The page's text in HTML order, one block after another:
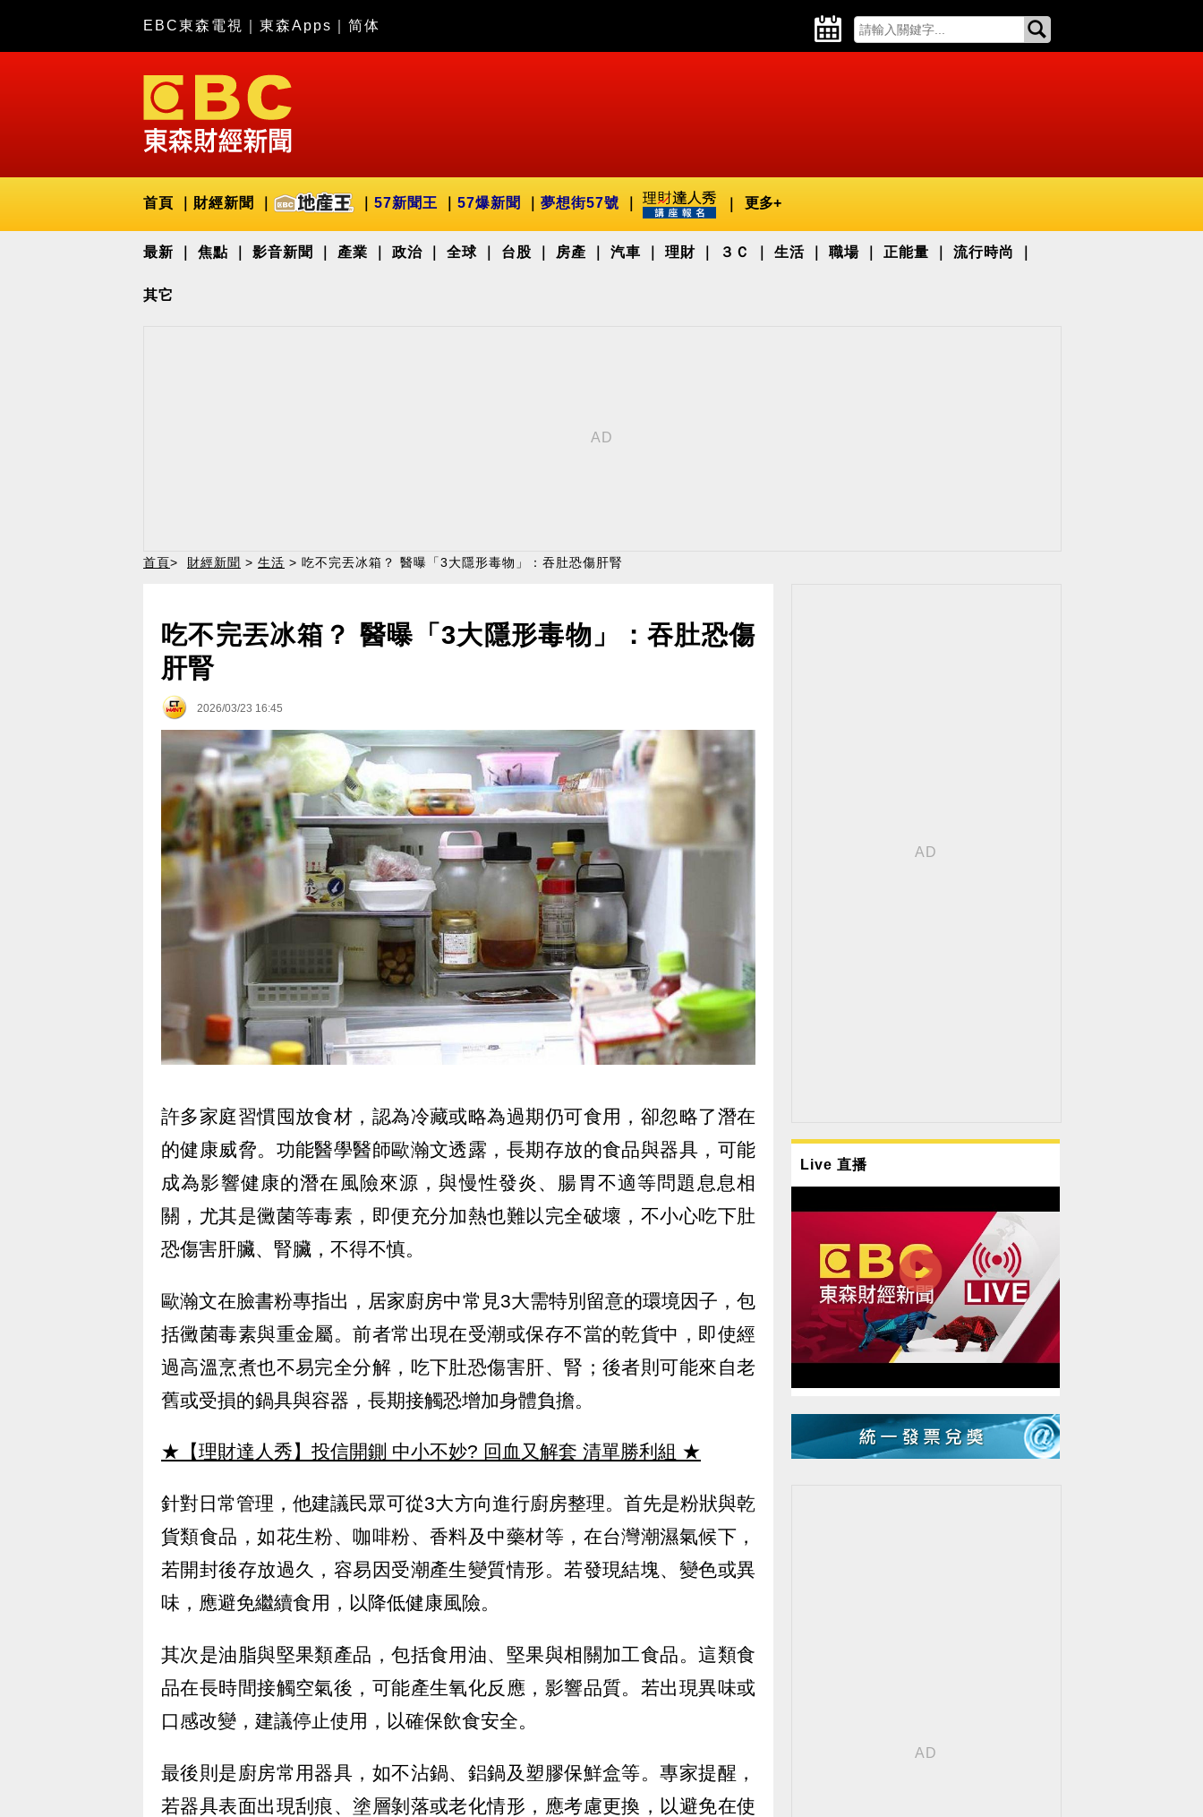
EBC東森電視 東森Apps 简体
首頁 財經新聞 57新聞王 57爆新聞 夢想街57號 更多+
最新 焦點 影音新聞 產業 政治 全球 台股 房產 汽車 理財 ３Ｃ 生活 職場 正能量 流行時尚
其它
首頁> 財經新聞 > 生活 > 吃不完丟冰箱？ 醫曝「3大隱形毒物」：吞肚恐傷肝腎
吃不完丟冰箱？ 醫曝「3大隱形毒物」：吞肚恐傷
肝腎
2026/03/23 16:45
許多家庭習慣囤放食材，認為冷藏或略為過期仍可食用，卻忽略了潛在
的健康威脅。功能醫學醫師歐瀚文透露，長期存放的食品與器具，可能
成為影響健康的潛在風險來源，與慢性發炎、腸胃不適等問題息息相
關，尤其是黴菌等毒素，即便充分加熱也難以完全破壞，不小心吃下肚
恐傷害肝臟、腎臟，不得不慎。
歐瀚文在臉書粉專指出，居家廚房中常見3大需特別留意的環境因子，包
括黴菌毒素與重金屬。前者常出現在受潮或保存不當的乾貨中，即使經
過高溫烹煮也不易完全分解，吃下肚恐傷害肝、腎；後者則可能來自老
舊或受損的鍋具與容器，長期接觸恐增加身體負擔。
★【理財達人秀】投信開鍘 中小不妙? 回血又解套 清單勝利組 ★
針對日常管理，他建議民眾可從3大方向進行廚房整理。首先是粉狀與乾
貨類食品，如花生粉、咖啡粉、香料及中藥材等，在台灣潮濕氣候下，
若開封後存放過久，容易因受潮產生變質情形。若發現結塊、變色或異
味，應避免繼續食用，以降低健康風險。
其次是油脂與堅果類產品，包括食用油、堅果與相關加工食品。這類食
品在長時間接觸空氣後，可能產生氧化反應，影響品質。若出現異味或
口感改變，建議停止使用，以確保飲食安全。
最後則是廚房常用器具，如不沾鍋、鋁鍋及塑膠保鮮盒等。專家提醒，
若器具表面出現刮痕、塗層剝落或老化情形，應考慮更換，以避免在使
Live 直播